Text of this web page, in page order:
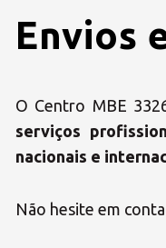
Envios
O Centro MBE
serviços
nacionais e
Não hesite em